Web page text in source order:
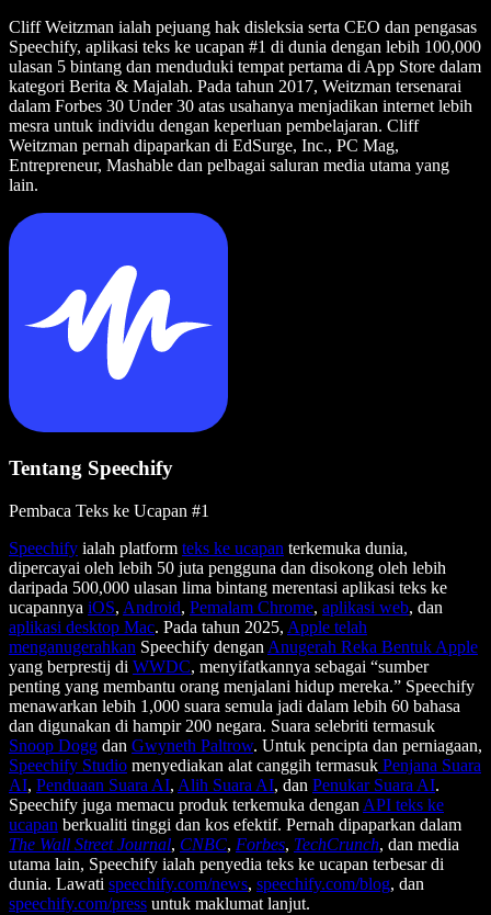
Cliff Weitzman ialah pejuang hak disleksia serta CEO dan pengasas
Speechify, aplikasi teks ke ucapan #1 di dunia dengan lebih 100,000
ulasan 5 bintang dan menduduki tempat pertama di App Store dalam
kategori Berita & Majalah. Pada tahun 2017, Weitzman tersenarai
dalam Forbes 30 Under 30 atas usahanya menjadikan internet lebih
mesra untuk individu dengan keperluan pembelajaran. Cliff
Weitzman pernah dipaparkan di EdSurge, Inc., PC Mag,
Entrepreneur, Mashable dan pelbagai saluran media utama yang
lain.
Tentang Speechify
Pembaca Teks ke Ucapan #1
Speechify ialah platform teks ke ucapan terkemuka dunia,
dipercayai oleh lebih 50 juta pengguna dan disokong oleh lebih
daripada 500,000 ulasan lima bintang merentasi aplikasi teks ke
ucapannya iOS, Android, Pemalam Chrome, aplikasi web, dan
aplikasi desktop Mac. Pada tahun 2025, Apple telah
menganugerahkan Speechify dengan Anugerah Reka Bentuk Apple
yang berprestij di WWDC, menyifatkannya sebagai “sumber
penting yang membantu orang menjalani hidup mereka.” Speechify
menawarkan lebih 1,000 suara semula jadi dalam lebih 60 bahasa
dan digunakan di hampir 200 negara. Suara selebriti termasuk
Snoop Dogg dan Gwyneth Paltrow. Untuk pencipta dan perniagaan,
Speechify Studio menyediakan alat canggih termasuk Penjana Suara
AI, Penduaan Suara AI, Alih Suara AI, dan Penukar Suara AI.
Speechify juga memacu produk terkemuka dengan API teks ke
ucapan berkualiti tinggi dan kos efektif. Pernah dipaparkan dalam
The Wall Street Journal, CNBC, Forbes, TechCrunch, dan media
utama lain, Speechify ialah penyedia teks ke ucapan terbesar di
dunia. Lawati speechify.com/news, speechify.com/blog, dan
speechify.com/press untuk maklumat lanjut.